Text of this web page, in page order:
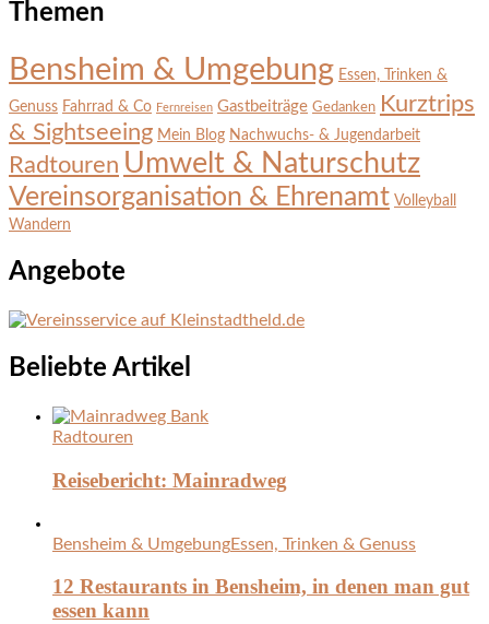
Themen
Bensheim & Umgebung Essen, Trinken &
Genuss Fahrrad & Co Fernreisen Gastbeiträge Gedanken
Kurztrips
& Sightseeing Mein Blog Nachwuchs- & Jugendarbeit
Radtouren Umwelt & Naturschutz
Vereinsorganisation & Ehrenamt Volleyball
Wandern
Angebote
Beliebte Artikel
Radtouren
Reisebericht: Mainradweg
Bensheim & UmgebungEssen, Trinken & Genuss
12 Restaurants in Bensheim, in denen man gut
essen kann